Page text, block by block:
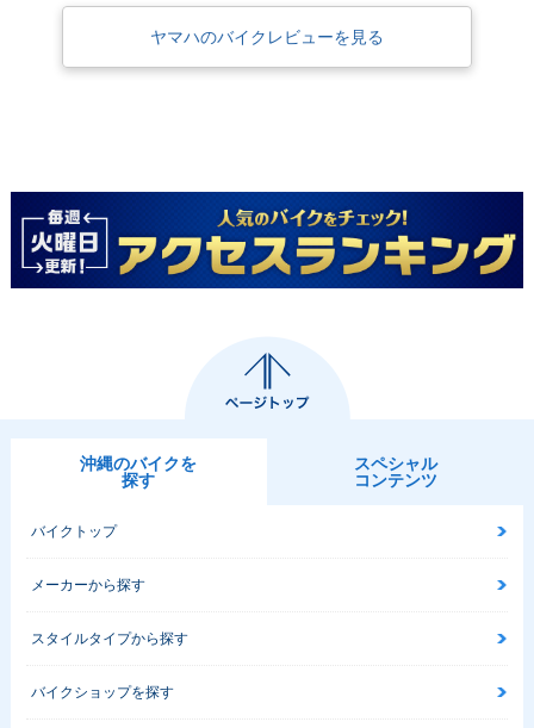
ヤマハのバイクレビューを見る
沖縄のバイクを
探す
スペシャル
コンテンツ
バイクトップ
メーカーから探す
スタイルタイプから探す
バイクショップを探す